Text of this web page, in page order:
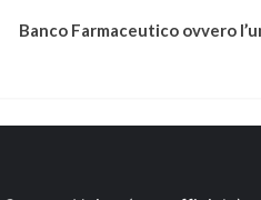
Banco Farmaceutico ovvero